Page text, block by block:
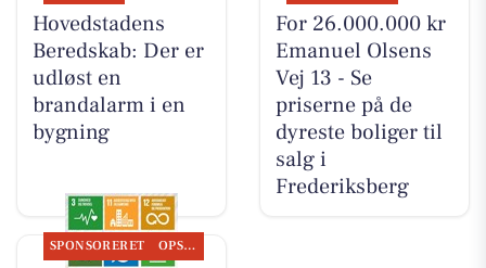
Hovedstadens
Beredskab: Der er
udløst en
brandalarm i en
bygning
For 26.000.000 kr
Emanuel Olsens
Vej 13 - Se
priserne på de
dyreste boliger til
salg i
Frederiksberg
SPONSORERET OPSLAGSTAVLEN